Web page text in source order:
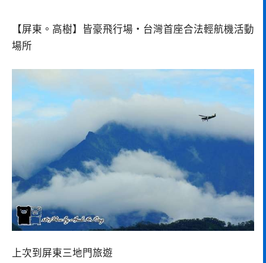
【屏東。高樹】皆豪飛行場‧台灣首座合法輕航機活動
場所
上次到屏東三地門旅遊